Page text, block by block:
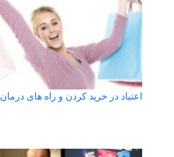
اعتیاد در خرید کردن و راه های